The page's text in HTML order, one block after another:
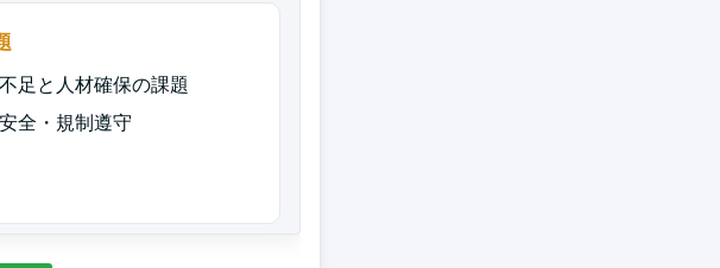
足と人材確保の課題
全・規制遵守